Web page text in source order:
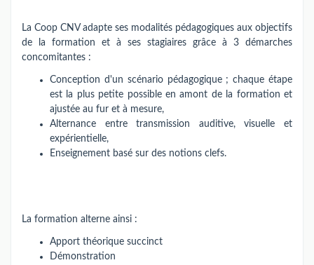
La Coop CNV adapte ses modalités pédagogiques aux objectifs
de la formation et à ses stagiaires grâce à 3 démarches
concomitantes :
Conception d'un scénario pédagogique ; chaque étape
est la plus petite possible en amont de la formation et
ajustée au fur et à mesure,
Alternance entre transmission auditive, visuelle et
expérientielle,
Enseignement basé sur des notions clefs.
La formation alterne ainsi :
Apport théorique succinct
Démonstration